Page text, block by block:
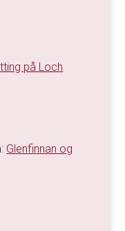
på Loch
Glenfinnan og